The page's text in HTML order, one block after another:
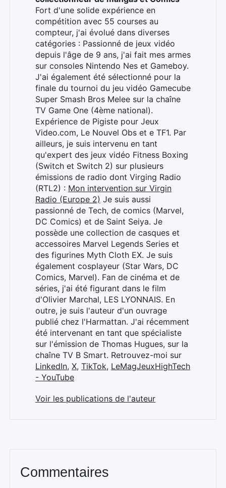
Fort d'une solide expérience en
compétition avec 55 courses au
compteur, j'ai évolué dans diverses
catégories : Passionné de jeux vidéo
depuis l'âge de 9 ans, j'ai fait mes armes
sur consoles Nintendo Nes et Gameboy.
J'ai également été sélectionné pour la
finale du tournoi du jeu vidéo Gamecube
Super Smash Bros Melee sur la chaîne
TV Game One (4ème national).
Expérience de Pigiste pour Jeux
Video.com, Le Nouvel Obs et e TF1. Par
ailleurs, je suis intervenu en tant
qu'expert des jeux vidéo Fitness Boxing
(Switch et Switch 2) sur plusieurs
émissions de radio dont Virging Radio
(RTL2) : Mon intervention sur Virgin
Radio (Europe 2) Je suis aussi
passionné de Tech, de comics (Marvel,
DC Comics) et de Saint Seiya. Je
possède une collection de casques et
accessoires Marvel Legends Series et
des figurines Myth Cloth EX. Je suis
également cosplayeur (Star Wars, DC
Comics, Marvel). Fan de cinéma et de
séries, j'ai été figurant dans le film
d'Olivier Marchal, LES LYONNAIS. En
outre, je suis l'auteur d'un ouvrage
publié chez l'Harmattan. J'ai récemment
été intervenant en tant que spécialiste
sur l'émission de Thomas Hugues, sur la
chaîne TV B Smart. Retrouvez-moi sur
LinkedIn, X, TikTok, LeMagJeuxHighTech
- YouTube
Voir les publications de l'auteur
Commentaires